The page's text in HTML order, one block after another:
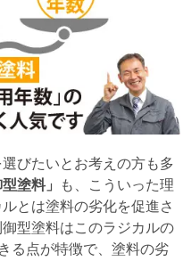
びたいとお考えの方も多
塗料」
も、こういった理
とは塗料の劣化を促進さ
型塗料はこのラジカルの
る点が特徴で、塗料の劣